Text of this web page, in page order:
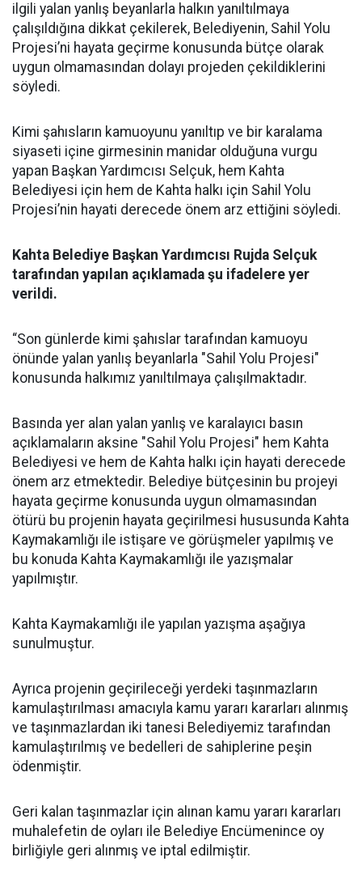
ilgili yalan yanlış beyanlarla halkın yanıltılmaya
çalışıldığına dikkat çekilerek, Belediyenin, Sahil Yolu
Projesi’ni hayata geçirme konusunda bütçe olarak
uygun olmamasından dolayı projeden çekildiklerini
söyledi.
Kimi şahısların kamuoyunu yanıltıp ve bir karalama
siyaseti içine girmesinin manidar olduğuna vurgu
yapan Başkan Yardımcısı Selçuk, hem Kahta
Belediyesi için hem de Kahta halkı için Sahil Yolu
Projesi’nin hayati derecede önem arz ettiğini söyledi.
Kahta Belediye Başkan Yardımcısı Rujda Selçuk
tarafından yapılan açıklamada şu ifadelere yer
verildi.
“Son günlerde kimi şahıslar tarafından kamuoyu
önünde yalan yanlış beyanlarla "Sahil Yolu Projesi"
konusunda halkımız yanıltılmaya çalışılmaktadır.
Basında yer alan yalan yanlış ve karalayıcı basın
açıklamaların aksine "Sahil Yolu Projesi" hem Kahta
Belediyesi ve hem de Kahta halkı için hayati derecede
önem arz etmektedir. Belediye bütçesinin bu projeyi
hayata geçirme konusunda uygun olmamasından
ötürü bu projenin hayata geçirilmesi hususunda Kahta
Kaymakamlığı ile istişare ve görüşmeler yapılmış ve
bu konuda Kahta Kaymakamlığı ile yazışmalar
yapılmıştır.
Kahta Kaymakamlığı ile yapılan yazışma aşağıya
sunulmuştur.
Ayrıca projenin geçirileceği yerdeki taşınmazların
kamulaştırılması amacıyla kamu yararı kararları alınmış
ve taşınmazlardan iki tanesi Belediyemiz tarafından
kamulaştırılmış ve bedelleri de sahiplerine peşin
ödenmiştir.
Geri kalan taşınmazlar için alınan kamu yararı kararları
muhalefetin de oyları ile Belediye Encümenince oy
birliğiyle geri alınmış ve iptal edilmiştir.